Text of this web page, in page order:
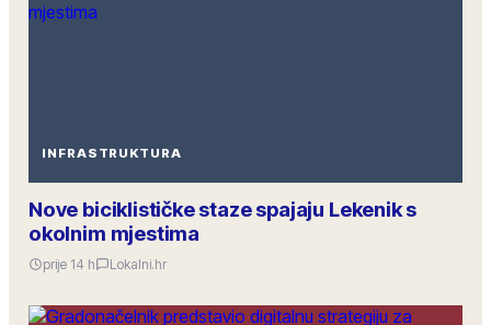
INFRASTRUKTURA
Nove biciklističke staze spajaju Lekenik s
okolnim mjestima
prije 14 h Lokalni.hr